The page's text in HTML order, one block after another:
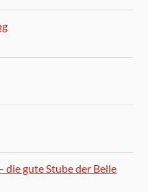
die gute Stube der Belle